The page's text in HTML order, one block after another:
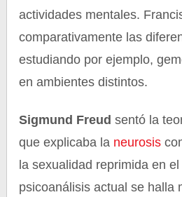
actividades mentales.
comparativamente las
estudiando por ejemplo,
en ambientes distintos.
Sigmund Freud sentó la
que explicaba la neurosis
la sexualidad reprimida en el
psicoanálisis actual se halla